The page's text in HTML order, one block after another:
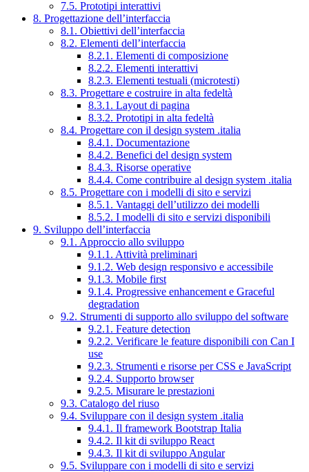
7.5. Prototipi interattivi
8. Progettazione dell’interfaccia
8.1. Obiettivi dell’interfaccia
8.2. Elementi dell’interfaccia
8.2.1. Elementi di composizione
8.2.2. Elementi interattivi
8.2.3. Elementi testuali (microtesti)
8.3. Progettare e costruire in alta fedeltà
8.3.1. Layout di pagina
8.3.2. Prototipi in alta fedeltà
8.4. Progettare con il design system .italia
8.4.1. Documentazione
8.4.2. Benefici del design system
8.4.3. Risorse operative
8.4.4. Come contribuire al design system .italia
8.5. Progettare con i modelli di sito e servizi
8.5.1. Vantaggi dell’utilizzo dei modelli
8.5.2. I modelli di sito e servizi disponibili
9. Sviluppo dell’interfaccia
9.1. Approccio allo sviluppo
9.1.1. Attività preliminari
9.1.2. Web design responsivo e accessibile
9.1.3. Mobile first
9.1.4. Progressive enhancement e Graceful
degradation
9.2. Strumenti di supporto allo sviluppo del software
9.2.1. Feature detection
9.2.2. Verificare le feature disponibili con Can I
use
9.2.3. Strumenti e risorse per CSS e JavaScript
9.2.4. Supporto browser
9.2.5. Misurare le prestazioni
9.3. Catalogo del riuso
9.4. Sviluppare con il design system .italia
9.4.1. Il framework Bootstrap Italia
9.4.2. Il kit di sviluppo React
9.4.3. Il kit di sviluppo Angular
9.5. Sviluppare con i modelli di sito e servizi